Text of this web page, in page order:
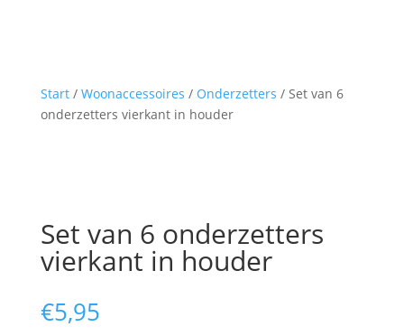
Start/ Woonaccessoires / Onderzetters / Set van 6
onderzetters vierkant in houder
Set van 6 onderzetters
vierkant in houder
€5,95